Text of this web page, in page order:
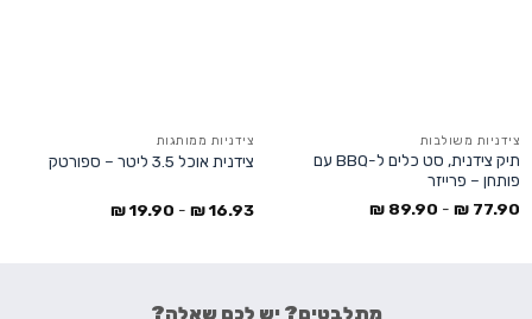
צידניות משולבות
תיק צידנית, סט כלים ל-BBQ עם
פותחן – פרייזר
77.90
₪
-
89.90
₪
צידניות ממותגות
צידנית אוכל 3.5 ליטר – ספורטק
16.93
₪
-
19.90
₪
מתלבטים? יש לכם שאלה?